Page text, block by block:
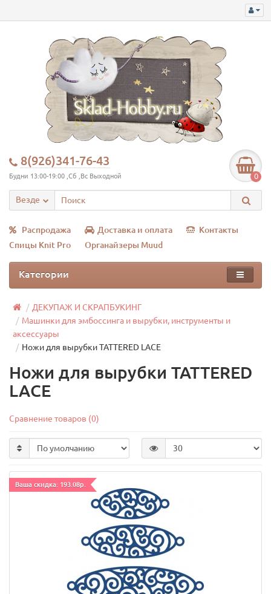
8(926)341-76-43
Будни 13:00-19:00 ,Сб ,Вс Выходной 0
Везде
Распродажа Доставка и оплата
Контакты
Спицы Knit Pro
Органайзеры Muud
Категории
ДЕКУПАЖ И СКРАПБУКИНГ
Машинки для эмбоссинга и вырубки, инструменты и
аксессуары
Ножи для вырубки TATTERED LACE
Ножи для вырубки TATTERED
LACE
Сравнение товаров (0)
Ваша скидка: 193.08р.